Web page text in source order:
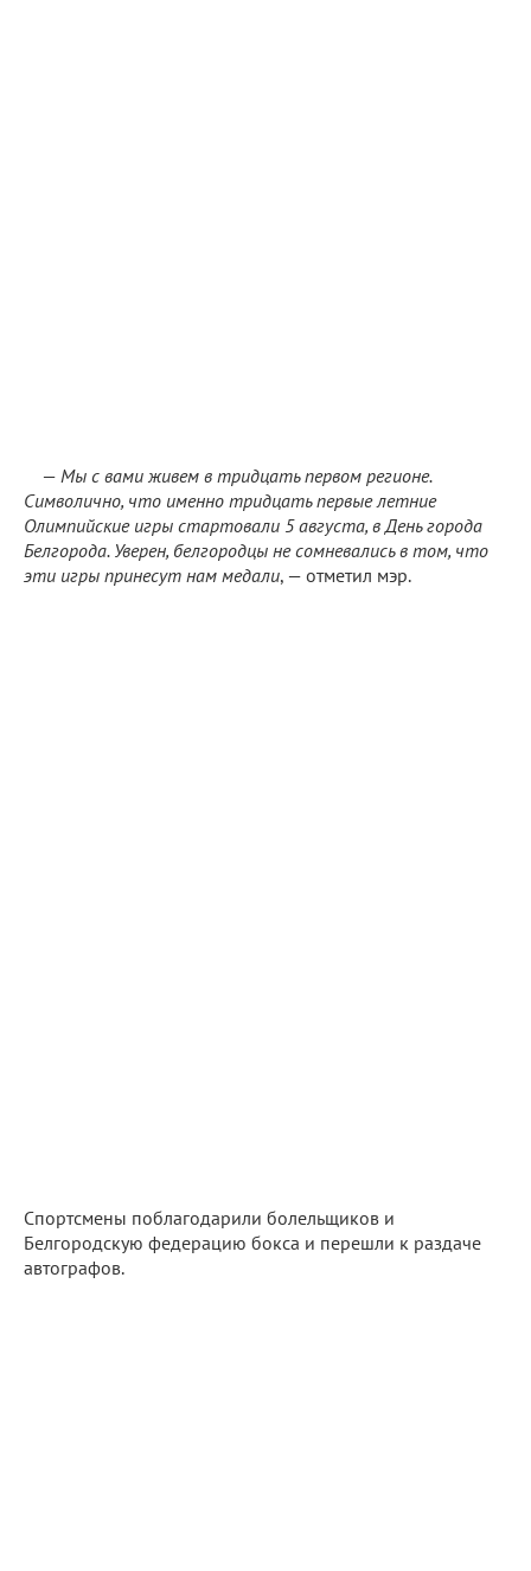
— Мы с вами живем в тридцать первом регионе.
Символично, что именно тридцать первые летние
Олимпийские игры стартовали 5 августа, в День города
Белгорода. Уверен, белгородцы не сомневались в том, что
эти игры принесут нам медали, — отметил мэр.
Спортсмены поблагодарили болельщиков и
Белгородскую федерацию бокса и перешли к раздаче
автографов.